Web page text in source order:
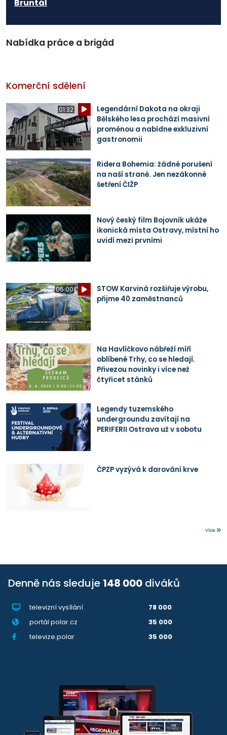
Bruntál
Nabídka práce a brigád
Komerční sdělení
01:32
Legendární Dakota na okraji
Bělského lesa prochází masivní
proměnou a nabídne exkluzivní
gastronomii
Ridera Bohemia: žádné porušení
na naší straně. Jen nezákonné
šetření ČIŽP
Nový český film Bojovník ukáže
ikonická místa Ostravy, místní ho
uvidí mezi prvními
05:00
STOW Karviná rozšiřuje výrobu,
přijme 40 zaměstnanců
Na Havlíčkovo nábřeží míří
oblíbené Trhy, co se hledají.
Přivezou novinky i více než
čtyřicet stánků
Legendy tuzemského
undergroundu zavítají na
PERIFERII Ostrava už v sobotu
ČPZP vyzývá k darování krve
Více
Denně nás sleduje 148 000 diváků
televizní vysílání
78 000
portál polar.cz
35 000
televize.polar
35 000